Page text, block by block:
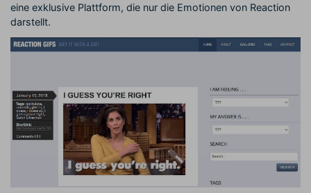
eine exklusive Plattform, die nur die Emotionen von Reaction
darstellt.